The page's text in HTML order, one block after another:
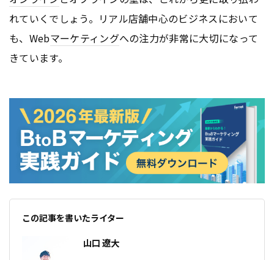
れていくでしょう。リアル店舗中心のビジネスにおいて
も、Webマーケティングへの注力が非常に大切になって
きています。
この記事を書いたライター
山口 遼大